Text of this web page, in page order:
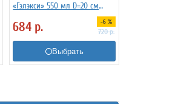
«Гэлэкси» 550 мл D=20 см
684 р. -6 %
720р.
Выбрать